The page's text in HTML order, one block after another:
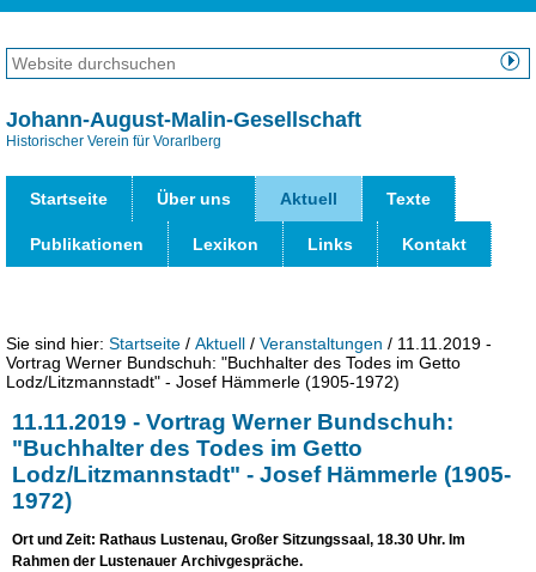
zum
Inhalt
Direkt
zur
Navigation
Website
durchsuchen
Startseite Über uns Aktuell Texte
Publikationen Lexikon Links Kontakt
Johann-August-Malin-Gesellschaft
Historischer Verein für Vorarlberg
Sie sind hier: Startseite /Aktuell /Veranstaltungen / 11.11.2019 -
Vortrag Werner Bundschuh: "Buchhalter des Todes im Getto
Lodz/Litzmannstadt" - Josef Hämmerle (1905-1972)
11.11.2019 - Vortrag Werner Bundschuh:
"Buchhalter des Todes im Getto
Lodz/Litzmannstadt" - Josef Hämmerle (1905-
1972)
Ort und Zeit: Rathaus Lustenau, Großer Sitzungssaal, 18.30 Uhr. Im
Rahmen der Lustenauer Archivgespräche.